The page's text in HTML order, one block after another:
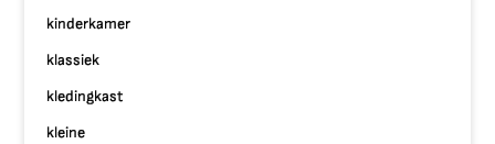
kinderkamer
klassiek
kledingkast
kleine